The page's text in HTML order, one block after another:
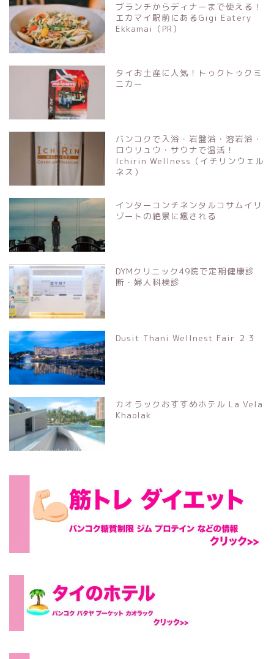
ブランチからディナーまで使える！
エカマイ駅前にあるGigi Eatery
Ekkamai（PR）
タイお土産に人気！トゥクトゥクミ
ニカー
バンコクで入浴・岩盤浴・溶岩浴・
ロウリュウ・サウナで温活！
Ichirin Wellness（イチリンウェル
ネス）
インターコンチネンタルコサムイリ
ゾートの絶景に癒される
DYMクリニック49院で定期健康診
断・婦人科検診
Dusit Thani Wellnest Fair ２３
カオラックおすすめホテル La Vela
Khaolak